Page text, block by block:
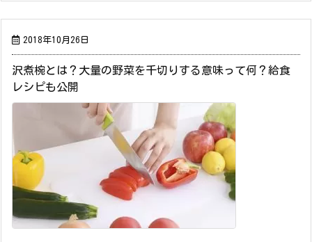
2018年10月26日
沢煮椀とは？大量の野菜を千切りする意味って何？給食
レシピも公開